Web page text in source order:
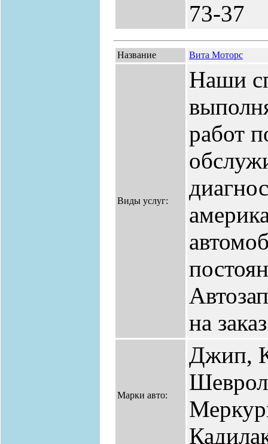
73-37
Название Вита Моторс
Виды услуг:
Наши
работ
на
Марки авто:
Джип,